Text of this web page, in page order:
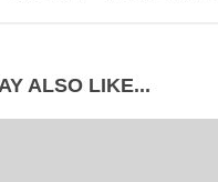
ALSO LIKE...